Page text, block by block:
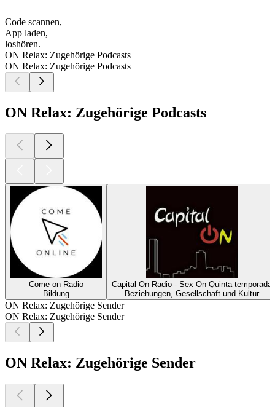
Code scannen,
App laden,
loshören.
ON Relax: Zugehörige Podcasts
ON Relax: Zugehörige Podcasts
ON Relax: Zugehörige Podcasts
Come on Radio
Bildung
Capital On Radio - Sex On Quinta temporada
Beziehungen, Gesellschaft und Kultur
ON Relax: Zugehörige Sender
ON Relax: Zugehörige Sender
ON Relax: Zugehörige Sender